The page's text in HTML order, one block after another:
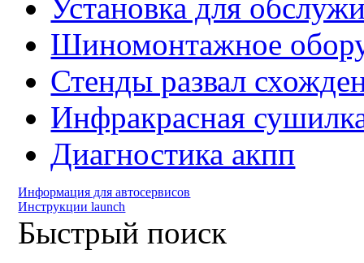
Установка для
Шиномонтажное
Стенды развал
Инфракрасная
Диагностика акпп
Информация для автосервисов
Инструкции launch
Быстрый поиск